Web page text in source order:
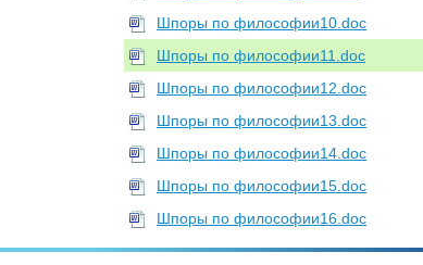
Шпоры по философии10.doc
Шпоры по философии11.doc
Шпоры по философии12.doc
Шпоры по философии13.doc
Шпоры по философии14.doc
Шпоры по философии15.doc
Шпоры по философии16.doc